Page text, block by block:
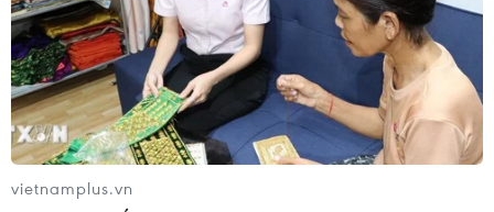
Doanh nghiệp Trung Quốc đánh giá
cao triển vọng hợp tác cơ giới hóa
nông nghiệp với Việt Nam
06/08/2026 04:14
Thống đốc Fed khuyến nghị tăng lãi
suất nếu lạm phát không sớm hạ
vietnamplus.vn